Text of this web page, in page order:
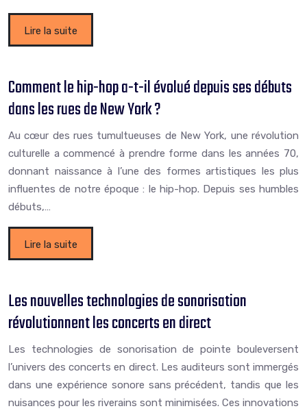
Lire la suite
Comment le hip-hop a-t-il évolué depuis ses débuts
dans les rues de New York ?
Au cœur des rues tumultueuses de New York, une révolution
culturelle a commencé à prendre forme dans les années 70,
donnant naissance à l’une des formes artistiques les plus
influentes de notre époque : le hip-hop. Depuis ses humbles
débuts,…
Lire la suite
Les nouvelles technologies de sonorisation
révolutionnent les concerts en direct
Les technologies de sonorisation de pointe bouleversent
l’univers des concerts en direct. Les auditeurs sont immergés
dans une expérience sonore sans précédent, tandis que les
nuisances pour les riverains sont minimisées. Ces innovations